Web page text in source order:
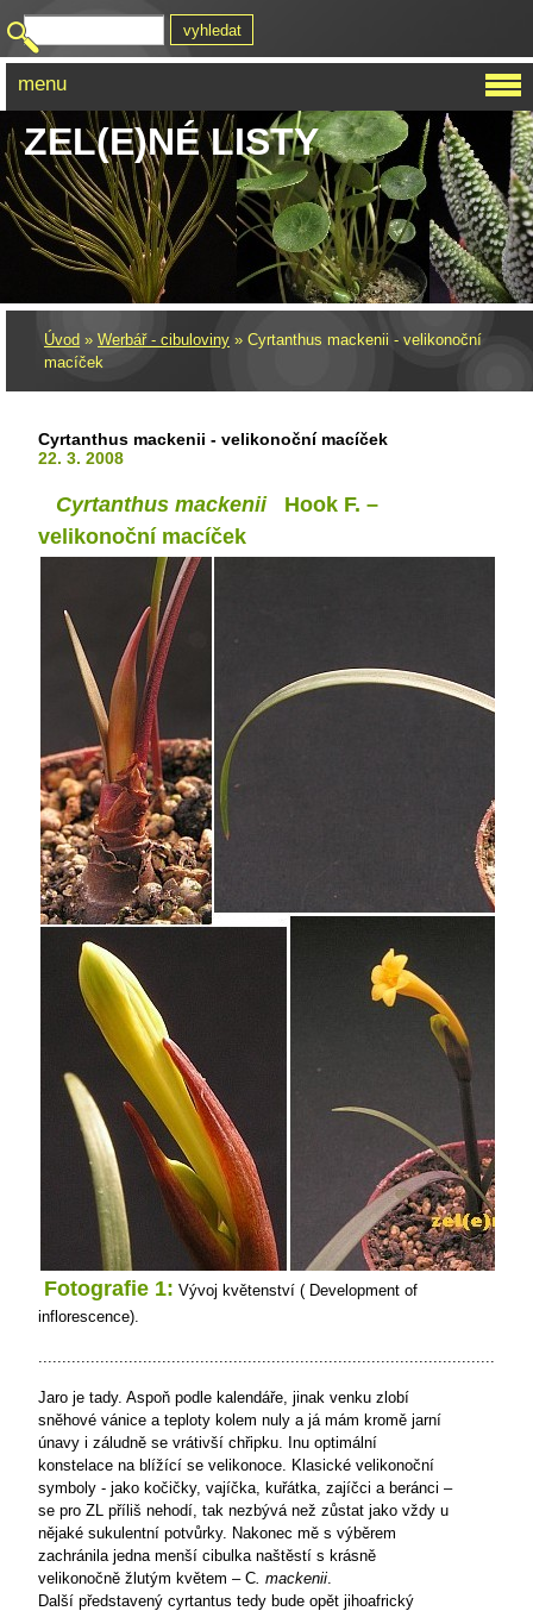
ZEL(E)NÉ LISTY
Úvod » Werbář - cibuloviny » Cyrtanthus mackenii - velikonoční
macíček
Cyrtanthus mackenii - velikonoční macíček
22. 3. 2008
Cyrtanthus mackenii
Hook F. –
velikonoční macíček
Fotografie 1: Vývoj květenství ( Development of
inflorescence).
Jaro je tady. Aspoň podle kalendáře, jinak venku zlobí
sněhové vánice a teploty kolem nuly a já mám kromě jarní
únavy i záludně se vrátivší chřipku. Inu optimální
konstelace na blížící se velikonoce. Klasické velikonoční
symboly - jako kočičky, vajíčka, kuřátka, zajíčci a beránci –
se pro ZL příliš nehodí, tak nezbývá než zůstat jako vždy u
nějaké sukulentní potvůrky. Nakonec mě s výběrem
zachránila jedna menší cibulka naštěstí s krásně
velikonočně žlutým květem – C. mackenii.
Další představený cyrtantus tedy bude opět jihoafrický
menu